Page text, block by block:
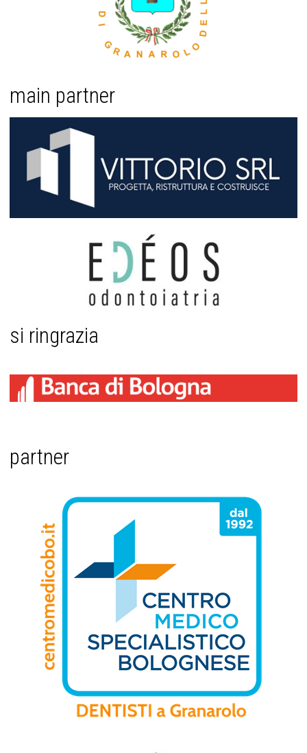
main partner
si ringrazia
partner